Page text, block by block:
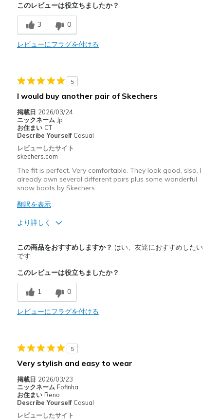
Stylish
以下に最適
Casual Wear
Sizing
Feels half size too small
View On Shoes
I'm Into Shoes
このレビューは役立ちましたか？
3 0
レビューにフラグを付ける
5
I would buy another pair of Skechers
掲載日 2026/03/24
ニックネーム Jp
お住まい CT
Describe Yourself Casual
レビューしたサイト
skechers.com
The fit is perfect. Very comfortable. They look good, slso. I
already own several different pairs plus some wonderful
snow boots by Skechers
翻訳を表示
より詳しく
Comfortable
以下に最適
Casual Wear
Going Out
Width
Sizing
Feels true to size
この商品をおすすめしますか？ はい、友達におすすめしたい
です
このレビューは役立ちましたか？
1 0
レビューにフラグを付ける
5
Very stylish and easy to wear
掲載日 2026/03/23
ニックネーム Fofinha
お住まい Reno
Describe Yourself Casual
レビューしたサイト